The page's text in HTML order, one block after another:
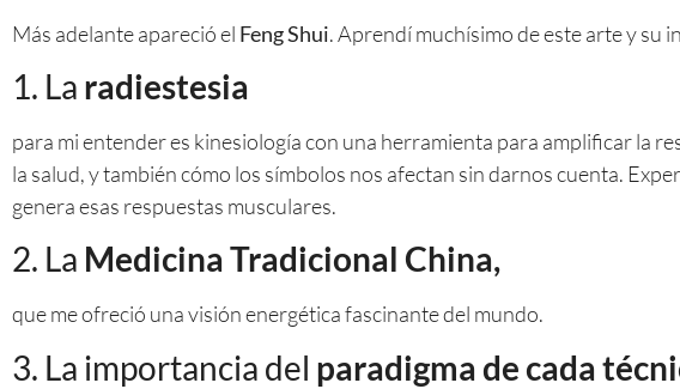
Más adelante apareció el Feng Shui. Aprendí muchísimo de este arte y su
1. La radiestesia
para mi entender es kinesiología con una herramienta para amplificar la
la salud, y también cómo los símbolos nos afectan sin darnos cuenta.
genera esas respuestas musculares.
2. La Medicina Tradicional China,
que me ofreció una visión energética fascinante del mundo.
3. La importancia del paradigma de cada